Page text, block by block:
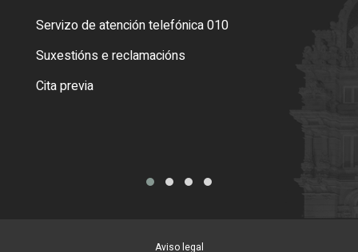
Servizo de atención telefónica 010
Suxestións e reclamacións
Cita previa
Aviso legal